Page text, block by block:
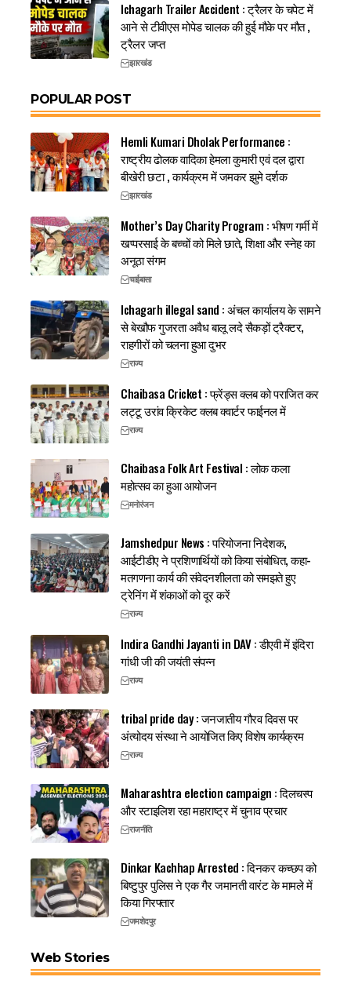
Ichagarh Trailer Accident : ट्रैलर के चपेट में
आने से टीवीएस मोपेड चालक की हुई मौके पर मौत ,
ट्रैलर जप्त
झारखंड
POPULAR POST
Hemli Kumari Dholak Performance :
राष्ट्रीय ढोलक वादिका हेमला कुमारी एवं दल द्वारा
बीखेरी छटा , कार्यक्रम में जमकर झुमे दर्शक
झारखंड
Mother’s Day Charity Program : भीषण गर्मी में
खप्परसाई के बच्चों को मिले छाते, शिक्षा और स्नेह का
अनूठा संगम
चाईबासा
Ichagarh illegal sand : अंचल कार्यालय के सामने
से बेखौफ गुजरता अवैध बालू लदे सैकड़ों ट्रैक्टर,
राहगीरों को चलना हुआ दुभर
राज्य
Chaibasa Cricket : फ्रेंड्स क्लब को पराजित कर
लट्टू उरांव क्रिकेट क्लब क्वार्टर फाईनल में
राज्य
Chaibasa Folk Art Festival : लोक कला
महोत्सव का हुआ आयोजन
मनोरंजन
Jamshedpur News : परियोजना निदेशक,
आईटीडीए ने प्रशिणार्थियों को किया संबोधित, कहा-
मतगणना कार्य की संवेदनशीलता को समझते हुए
ट्रेनिंग में शंकाओं को दूर करें
राज्य
Indira Gandhi Jayanti in DAV : डीएवी में इंदिरा
गांधी जी की जयंती संपन्न
राज्य
tribal pride day : जनजातीय गौरव दिवस पर
अंत्योदय संस्था ने आयोजित किए विशेष कार्यक्रम
राज्य
Maharashtra election campaign : दिलचस्प
और स्टाइलिश रहा महाराष्ट्र में चुनाव प्रचार
राजनीति
Dinkar Kachhap Arrested : दिनकर कच्छप को
बिष्टुपुर पुलिस ने एक गैर जमानती वारंट के मामले में
किया गिरफ्तार
जमशेदपुर
Web Stories